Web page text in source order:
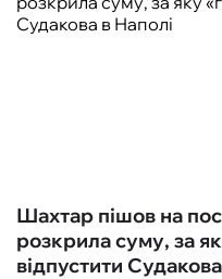
Шахтар пішов на
розкрила суму, за
відпустити